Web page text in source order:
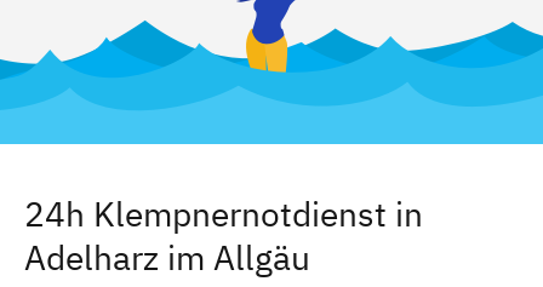
24h Klempnernotdienst in
Adelharz im Allgäu